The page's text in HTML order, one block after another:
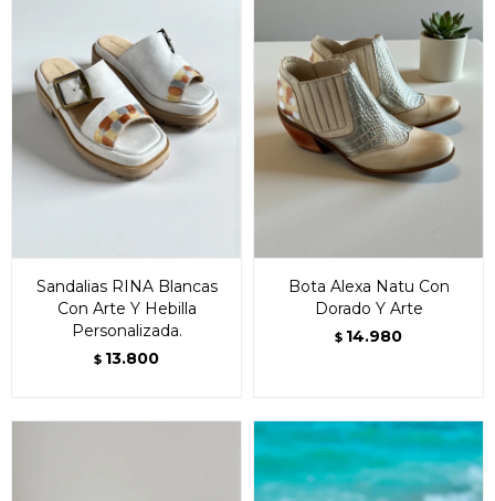
Sandalias RINA Blancas
Con Arte Y Hebilla
Personalizada.
$ 13.800
Bota Alexa Natu Con
Dorado Y Arte
$ 14.980